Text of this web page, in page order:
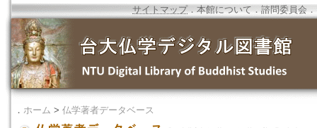
サイトマップ．本館について ．諮問委員会 ．
． ホーム > 仏学著者データベース